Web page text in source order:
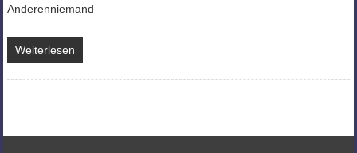
Anderenniemand
Weiterlesen